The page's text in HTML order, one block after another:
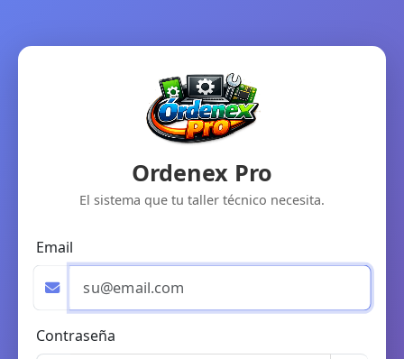
Ordenex Pro
El sistema que tu taller técnico necesita.
Email
Contraseña